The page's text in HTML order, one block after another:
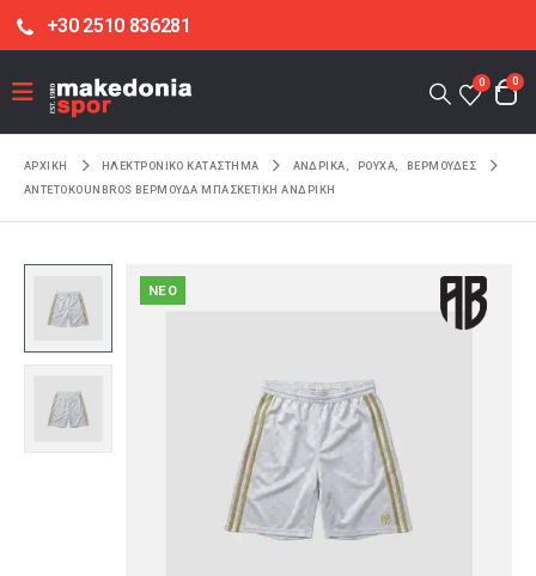
+30 2510 836281
0 0
ΑΡΧΙΚΉ ΗΛΕΚΤΡΟΝΙΚΌ ΚΑΤΆΣΤΗΜΑ ΑΝΔΡΙΚΑ ΡΟΥΧΑ
ΒΕΡΜΟΥΔΕΣ
ANTETOKOUNBROS ΒΕΡΜΟΎΔΑ ΜΠΑΣΚΕΤΙΚΉ ΑΝΔΡΙΚΉ
NEO